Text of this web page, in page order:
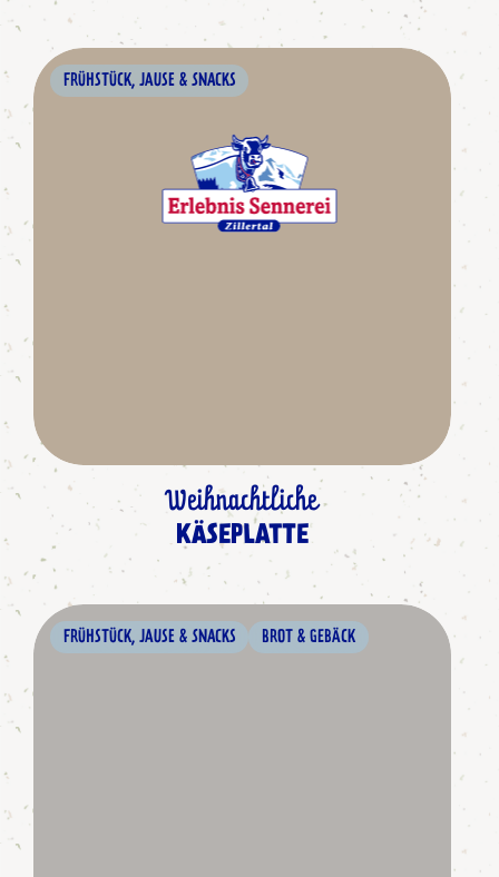
FRÜHSTÜCK, JAUSE & SNACKS
Weihnachtliche
KÄSEPLATTE
FRÜHSTÜCK, JAUSE & SNACKS BROT & GEBÄCK